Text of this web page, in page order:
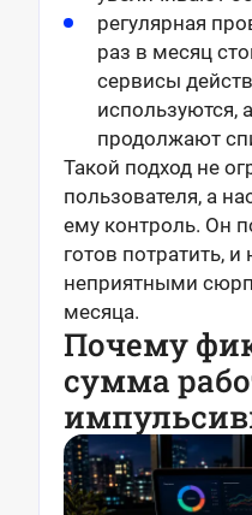
регулярная
раз в месяц
сервисы
используются,
продолжают
Такой подход не
пользователя, а
ему контроль. Он
готов потратить, и
неприятными
месяца.
Почему
сумма